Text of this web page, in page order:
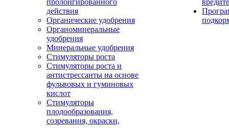
пролонгированного
действия
Органические удобрения
Органоминеральные
удобрения
Минеральные удобрения
Стимуляторы роста
Стимуляторы роста и
антистрессанты на основе
фульвовых и гуминовых
кислот
Стимуляторы
плодообразования,
созревания, окраски,